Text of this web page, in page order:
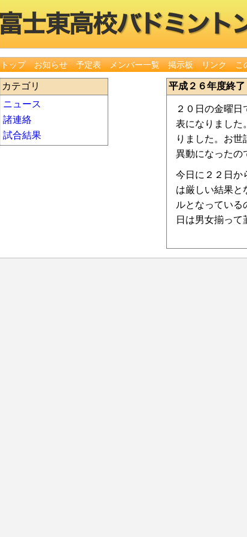
トップ お知らせ 予定表 メンバー一覧 掲示板 リンク こ
カテゴリ
ニュース
諸連絡
試合結果
平成２６年度終
２０日の金曜
表になりました
りました。お
異動になったの
今日に２２日か
は厳しい結果と
ルとなっている
日は男女揃って